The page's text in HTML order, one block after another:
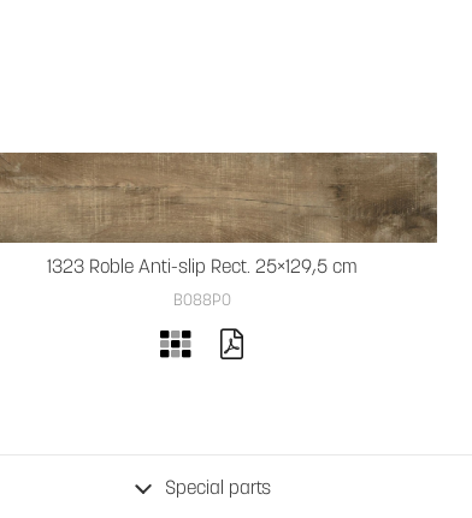
1323 Roble Anti-slip Rect. 25×129,5 cm
B088PO
Special parts